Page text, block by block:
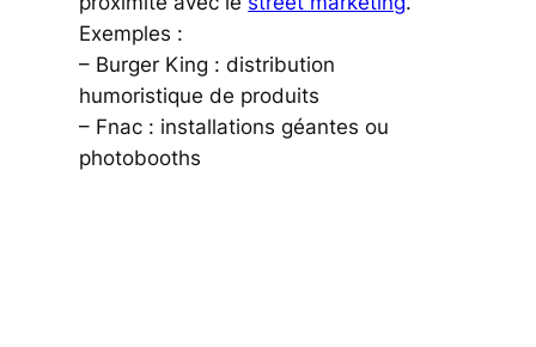
Exemples :
– Burger King : distribution
humoristique de produits
– Fnac : installations géantes ou
photobooths